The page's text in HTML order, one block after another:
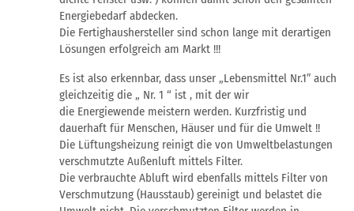
Energiebedarf abdecken.
Die Fertighaushersteller sind schon lange mit derartigen
Lösungen erfolgreich am Markt !!!
Es ist also erkennbar, dass unser „Lebensmittel Nr.1″ auch
gleichzeitig die „ Nr. 1 “ ist , mit der wir
die Energiewende meistern werden. Kurzfristig und
dauerhaft für Menschen, Häuser und für die Umwelt !!
Die Lüftungsheizung reinigt die von Umweltbelastungen
verschmutzte Außenluft mittels Filter.
Die verbrauchte Abluft wird ebenfalls mittels Filter von
Verschmutzung (Hausstaub) gereinigt und belastet die